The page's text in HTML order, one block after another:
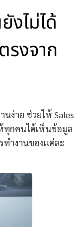
งไม่ได้
งจาก
นง่าย ช่วยให้ Sales
ทุกคนได้เห็นข้อมูล
ทำงานของแต่ละ